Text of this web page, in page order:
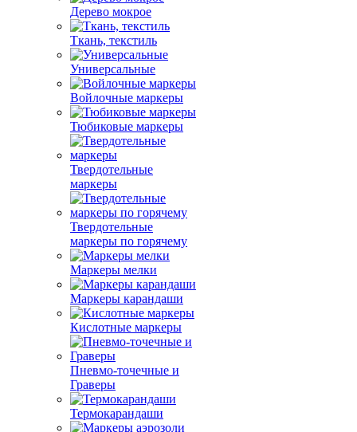
Дерево мокрое
Ткань, текстиль
Универсальные
Войлочные маркеры
Тюбиковые маркеры
Твердотельные
маркеры
Твердотельные
маркеры по горячему
Маркеры мелки
Маркеры карандаши
Кислотные маркеры
Пневмо-точечные и
Граверы
Термокарандаши